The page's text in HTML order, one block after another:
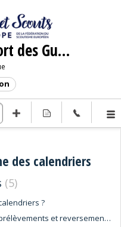
Portail de support des Guides et Scouts d'Europe
des calendriers
5
?
[FAQ] Comment fonctionnent les prélèvements et reversements ?